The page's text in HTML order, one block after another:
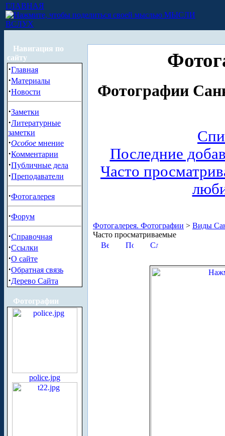
ГЛАВНАЯ
МЫСЛИ
ВСЛУХ
Навигация по
сайту
·Главная
·Материалы
·Новости
·Заметки
·Литературные
заметки
·Особое мнение
·Комментарии
·Публичные дела
·Преподаватели
·Фотогалерея
·Форум
·Справочная
·Ссылки
·О сайте
·Обратная связь
·Дерево Сайта
Фотографии
police.jpg
Фотографии
Последние
Часто
Фотогалерея. Фотографии > Виды
Часто просматриваемые